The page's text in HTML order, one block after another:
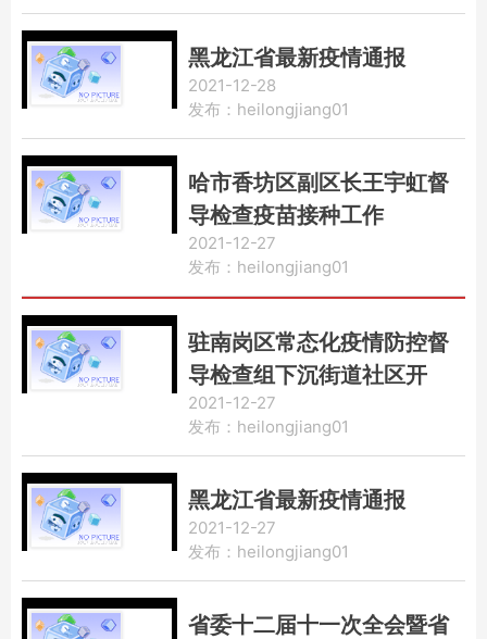
黑龙江省最新疫情通报
2021-12-28
发布：heilongjiang01
哈市香坊区副区长王宇虹督
导检查疫苗接种工作
2021-12-27
发布：heilongjiang01
驻南岗区常态化疫情防控督
导检查组下沉街道社区开
展“拉网式”排查工作
2021-12-27
发布：heilongjiang01
黑龙江省最新疫情通报
2021-12-27
发布：heilongjiang01
省委十二届十一次全会暨省